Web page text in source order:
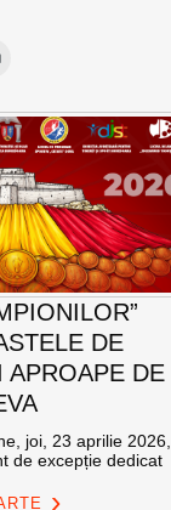
DE
APROAPE DE
joi, 23 aprilie 2026,
de excepție dedicat